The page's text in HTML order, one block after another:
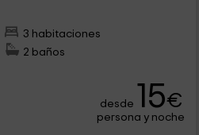
3 habitaciones
2 baños
desde 15€
persona y noche